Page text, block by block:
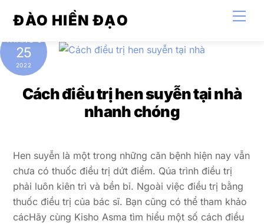
ĐÀO HIỀN ĐẠO
25
2022
Cách điều trị hen suyễn tại nhà
nhanh chóng
Hen suyễn là một trong những căn bệnh hiện nay vẫn
chưa có thuốc điều trị dứt điểm. Qúa trình điều trị
phải luôn kiên trì và bền bỉ. Ngoài việc điều trị bằng
thuốc điều trị của bác sĩ. Bạn cũng có thể tham khảo
cácHãy cùng Kisho Asma tìm hiểu một số cách điều